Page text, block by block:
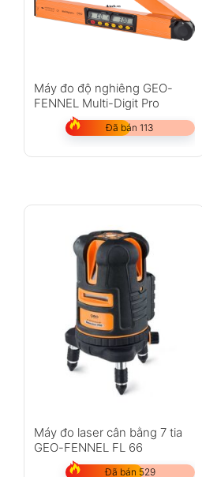
Máy đo độ nghiêng GEO-
FENNEL Multi-Digit Pro
Đã bán 113
Máy đo laser cân bằng 7 tia
GEO-FENNEL FL 66
Đã bán 529